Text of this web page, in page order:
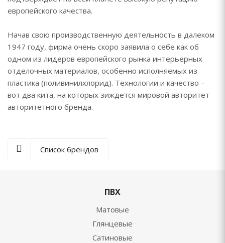
европейского качества.
Начав свою производственную деятельность в далеком
1947 году, фирма очень скоро заявила о себе как об
одном из лидеров европейского рынка интерьерных
отделочных материалов, особенно исполняемых из
пластика (поливинилхлорид). Технологии и качество –
вот два кита, на которых зиждется мировой авторитет
авторитетного бренда.
Список брендов
ПВХ
Матовые
Глянцевые
Сатиновые